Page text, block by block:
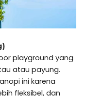
playground yang
atau payung.
ini karena
fleksibel, dan